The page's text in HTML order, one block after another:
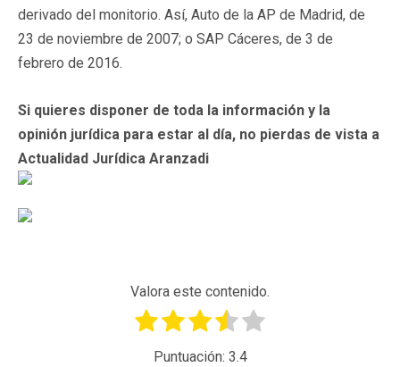
derivado del monitorio. Así, Auto de la AP de Madrid, de
23 de noviembre de 2007; o SAP Cáceres, de 3 de
febrero de 2016.
Si quieres disponer de toda la información y la
opinión jurídica para estar al día, no pierdas de vista a
Actualidad Jurídica Aranzadi
Valora este contenido.
Puntuación: 3.4